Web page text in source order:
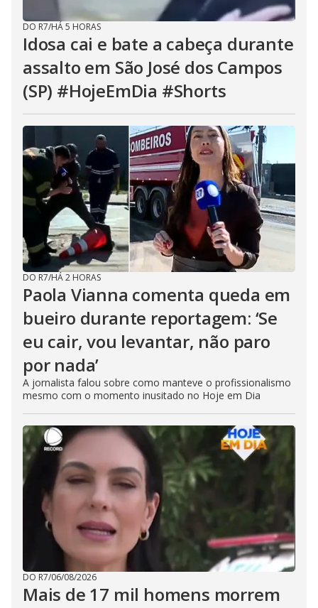
DO R7/HÁ 5 HORAS
Idosa cai e bate a cabeça durante
assalto em São José dos Campos
(SP) #HojeEmDia #Shorts
DO R7/HÁ 2 HORAS
Paola Vianna comenta queda em
bueiro durante reportagem: ‘Se
eu cair, vou levantar, não paro
por nada’
A jornalista falou sobre como manteve o profissionalismo
mesmo com o momento inusitado no Hoje em Dia
DO R7/06/08/2026
Mais de 17 mil homens morrem